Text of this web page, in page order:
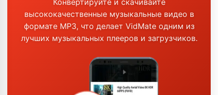
высококачественные музыкальные видео в
формате MP3, что делает VidMate одним из
лучших музыкальных плееров и загрузчиков.